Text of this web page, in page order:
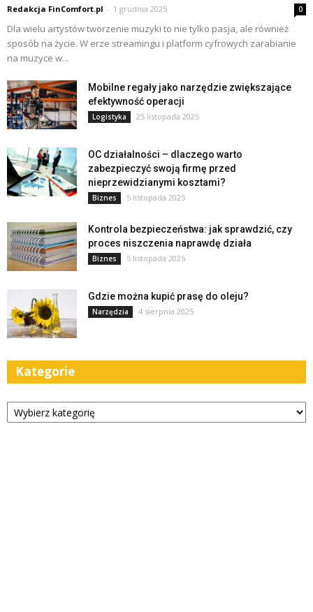
Redakcja FinComfort.pl - 1 grudnia 2025 0
Dla wielu artystów tworzenie muzyki to nie tylko pasja, ale również
sposób na życie. W erze streamingu i platform cyfrowych zarabianie
na muzyce w...
Mobilne regały jako narzędzie zwiększające
efektywność operacji
Logistyka 25 listopada 2025
OC działalności – dlaczego warto
zabezpieczyć swoją firmę przed
nieprzewidzianymi kosztami?
Biznes 5 listopada 2025
Kontrola bezpieczeństwa: jak sprawdzić, czy
proces niszczenia naprawdę działa
Biznes 5 listopada 2025
Gdzie można kupić prasę do oleju?
Narzędzia 4 sierpnia 2025
Kategorie
Kategorie